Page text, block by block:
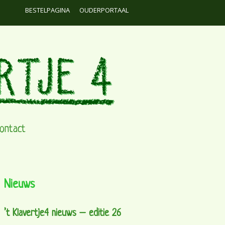
BESTELPAGINA OUDERPORTAAL
Nieuws
’t Klavertje4 nieuws – editie 26